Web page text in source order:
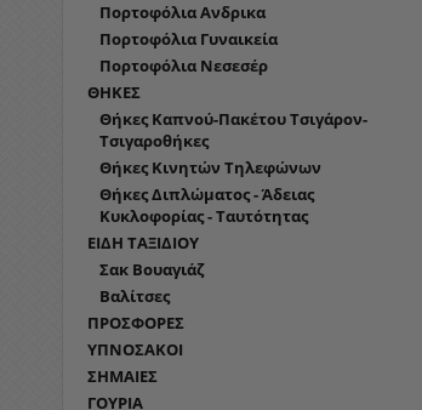
Πορτοφόλια Ανδρικα
Πορτοφόλια Γυναικεία
Πορτοφόλια Νεσεσέρ
ΘΗΚΕΣ
Θήκες Καπνού-Πακέτου Τσιγάρον-
Τσιγαροθήκες
Θήκες Κινητών Τηλεφώνων
Θήκες Διπλώματος - Άδειας
Κυκλοφορίας - Ταυτότητας
ΕΙΔΗ ΤΑΞΙΔΙΟΥ
Σακ Βουαγιάζ
Βαλίτσες
ΠΡΟΣΦΟΡΕΣ
ΥΠΝΟΣΑΚΟΙ
ΣΗΜΑΙΕΣ
ΓΟΥΡΙΑ